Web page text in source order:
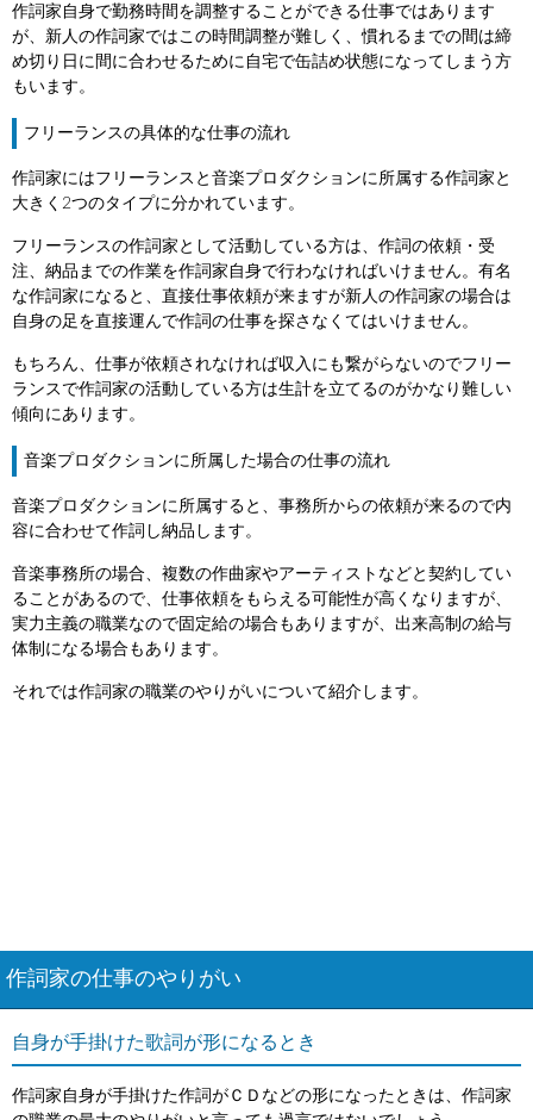
作詞家自身で勤務時間を調整することができる仕事ではあります
が、新人の作詞家ではこの時間調整が難しく、慣れるまでの間は締
め切り日に間に合わせるために自宅で缶詰め状態になってしまう方
もいます。
フリーランスの具体的な仕事の流れ
作詞家にはフリーランスと音楽プロダクションに所属する作詞家と
大きく2つのタイプに分かれています。
フリーランスの作詞家として活動している方は、作詞の依頼・受
注、納品までの作業を作詞家自身で行わなければいけません。有名
な作詞家になると、直接仕事依頼が来ますが新人の作詞家の場合は
自身の足を直接運んで作詞の仕事を探さなくてはいけません。
もちろん、仕事が依頼されなければ収入にも繋がらないのでフリー
ランスで作詞家の活動している方は生計を立てるのがかなり難しい
傾向にあります。
音楽プロダクションに所属した場合の仕事の流れ
音楽プロダクションに所属すると、事務所からの依頼が来るので内
容に合わせて作詞し納品します。
音楽事務所の場合、複数の作曲家やアーティストなどと契約してい
ることがあるので、仕事依頼をもらえる可能性が高くなりますが、
実力主義の職業なので固定給の場合もありますが、出来高制の給与
体制になる場合もあります。
それでは作詞家の職業のやりがいについて紹介します。
作詞家の仕事のやりがい
自身が手掛けた歌詞が形になるとき
作詞家自身が手掛けた作詞がＣＤなどの形になったときは、作詞家